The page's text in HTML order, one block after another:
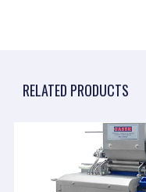
RELATED PRODUCTS